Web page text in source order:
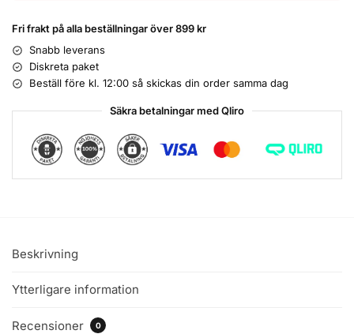
Fri frakt på alla beställningar över 899 kr
Snabb leverans
Diskreta paket
Beställ före kl. 12:00 så skickas din order samma dag
Säkra betalningar med Qliro
Beskrivning
Ytterligare information
Recensioner 0